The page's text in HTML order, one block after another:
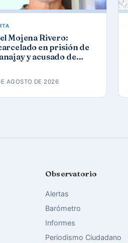
Mojena Rivero:
en prisión de
y acusado de
AGOSTO DE 2026
Observatorio
Alertas
Barómetro
Informes
Periodismo Ciudadano